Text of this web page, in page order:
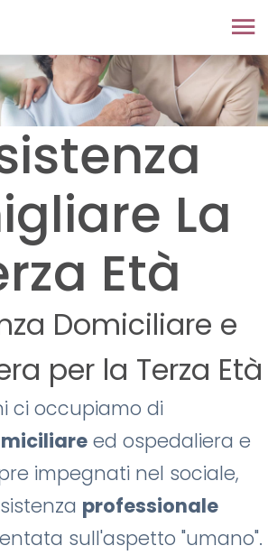
La
Età
Domiciliare e
per la Terza Età
ci occupiamo di
ed ospedaliera e
impegnati nel sociale,
professionale
sull'aspetto "umano".